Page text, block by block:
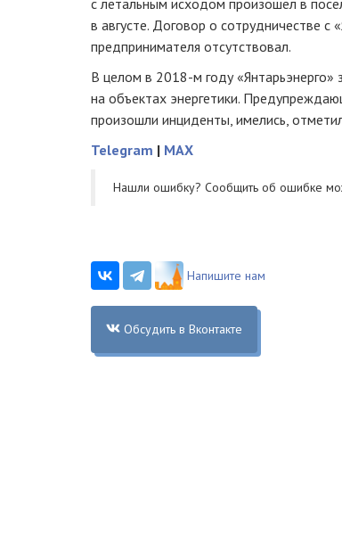
в августе. Договор о сотрудничестве с
предпринимателя отсутствовал.
В целом в 2018-м году «Янтарьэнерго»
на объектах энергетики.
произошли инциденты, имелись,
Telegram | MAX
Нашли ошибку? Cообщить об ошибке
Напишите нам
Обсудить в Вконтакте